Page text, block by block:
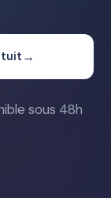
→
sous 48h